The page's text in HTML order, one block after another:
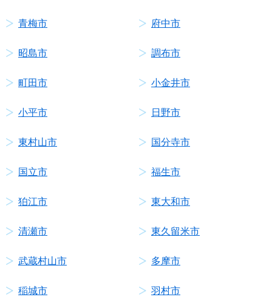
青梅市 府中市
昭島市 調布市
町田市 小金井市
小平市 日野市
東村山市 国分寺市
国立市 福生市
狛江市 東大和市
清瀬市 東久留米市
武蔵村山市 多摩市
稲城市 羽村市